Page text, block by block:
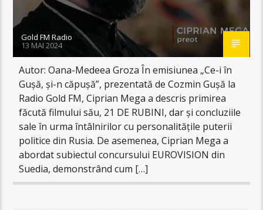
Gold FM Radio
13 MAI 2024
Autor: Oana-Medeea Groza În emisiunea „Ce-i în
Gușă, și-n căpușă”, prezentată de Cozmin Gușă la
Radio Gold FM, Ciprian Mega a descris primirea
făcută filmului său, 21 DE RUBINI, dar și concluziile
sale în urma întâlnirilor cu personalitățile puterii
politice din Rusia. De asemenea, Ciprian Mega a
abordat subiectul concursului EUROVISION din
Suedia, demonstrând cum […]